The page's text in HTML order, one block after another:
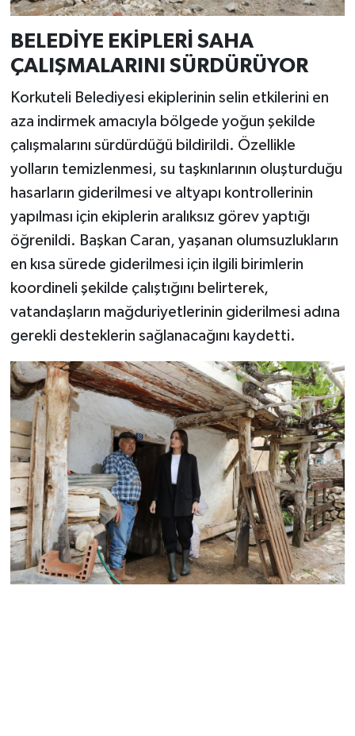
BELEDİYE EKİPLERİ SAHA
ÇALIŞMALARINI SÜRDÜRÜYOR
Korkuteli Belediyesi ekiplerinin selin etkilerini en
aza indirmek amacıyla bölgede yoğun şekilde
çalışmalarını sürdürdüğü bildirildi. Özellikle
yolların temizlenmesi, su taşkınlarının oluşturduğu
hasarların giderilmesi ve altyapı kontrollerinin
yapılması için ekiplerin aralıksız görev yaptığı
öğrenildi. Başkan Caran, yaşanan olumsuzlukların
en kısa sürede giderilmesi için ilgili birimlerin
koordineli şekilde çalıştığını belirterek,
vatandaşların mağduriyetlerinin giderilmesi adına
gerekli desteklerin sağlanacağını kaydetti.